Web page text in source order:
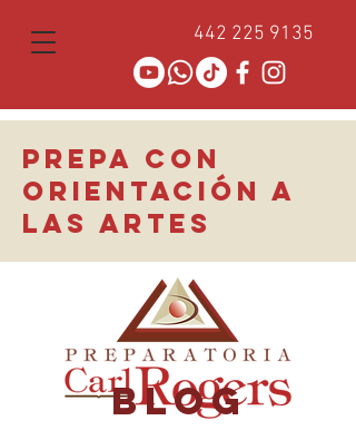
442 225 9135
PREPA CON
ORIENTACIÓN A
LAS ARTES
BLOG